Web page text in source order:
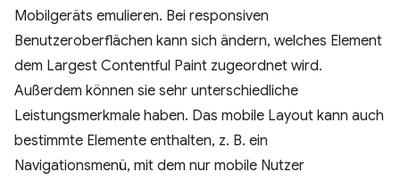
Mobilgeräts emulieren. Bei responsiven
Benutzeroberflächen kann sich ändern, welches Element
dem Largest Contentful Paint zugeordnet wird.
Außerdem können sie sehr unterschiedliche
Leistungsmerkmale haben. Das mobile Layout kann auch
bestimmte Elemente enthalten, z. B. ein
Navigationsmenü, mit dem nur mobile Nutzer